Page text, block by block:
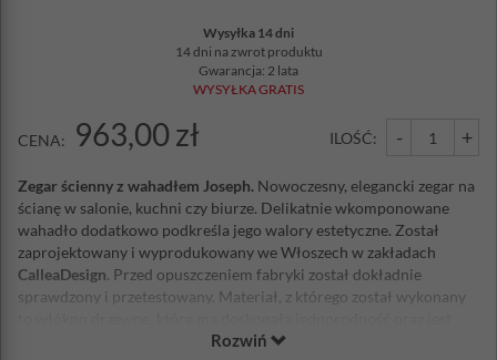
Wysyłka 14 dni
14 dni na zwrot produktu
Gwarancja: 2 lata
WYSYŁKA GRATIS
CENA: 963,00 zł ILOŚĆ: - +
Zegar ścienny z wahadłem Joseph. Nowoczesny, elegancki zegar na
ścianę w salonie, kuchni czy biurze. Delikatnie wkomponowane
wahadło dodatkowo podkreśla jego walory estetyczne. Został
zaprojektowany i wyprodukowany we Włoszech w zakładach
CalleaDesign. Przed opuszczeniem fabryki został dokładnie
sprawdzony i przetestowany. Materiał, z którego został wykonany
łatwe w obróbce, która pozwana na uzyskanie wysokiej jakości
Rozwiń